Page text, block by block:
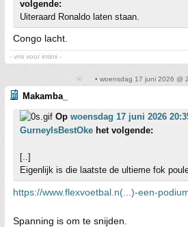
volgende:
Uiteraard Ronaldo laten staan.
Congo lacht.
- vmi voor intimi -
• woensdag 17 juni 2026 @
Makamba_
Op woensdag 17 juni 2026
GurneyIsBestOke het volgende:
[..]
Eigenlijk is die laatste de ultieme fok
https://www.flexvoetbal.n(...)-een-
Spanning is om te snijden.